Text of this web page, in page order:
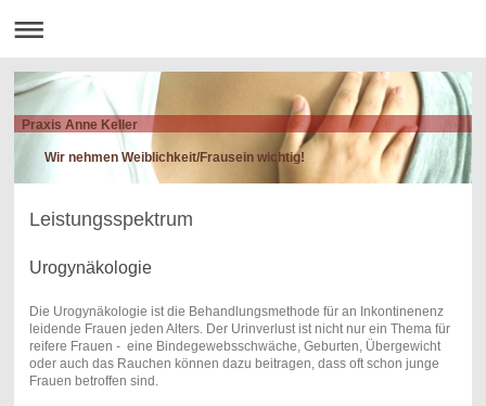
Praxis Anne Keller
Wir nehmen Weiblichkeit/Frausein wichtig!
Leistungsspektrum
Urogynäkologie
Die Urogynäkologie ist die Behandlungsmethode für an Inkontinenenz
leidende Frauen jeden Alters. Der Urinverlust ist nicht nur ein Thema für
reifere Frauen - eine Bindegewebsschwäche, Geburten, Übergewicht
oder auch das Rauchen können dazu beitragen, dass oft schon junge
Frauen betroffen sind.